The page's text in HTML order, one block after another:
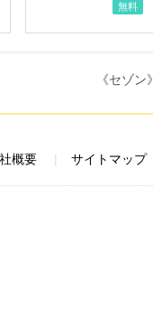
無料
概要 サイトマップ